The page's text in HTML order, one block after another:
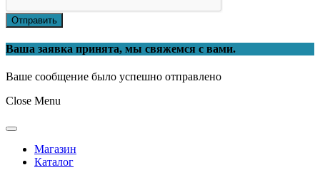
Отправить
Ваша заявка принята, мы свяжемся с вами.
Ваше сообщение было успешно отправлено
Close Menu
Магазин
Каталог